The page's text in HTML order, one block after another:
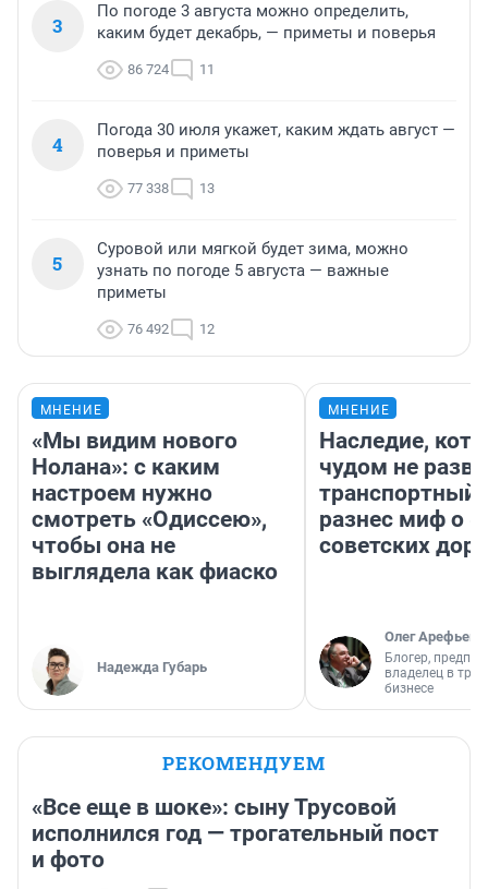
3
По погоде 3 августа можно определить,
каким будет декабрь, — приметы и поверья
86 724 11
4
Погода 30 июля укажет, каким ждать август —
поверья и приметы
77 338 13
5
Суровой или мягкой будет зима, можно
узнать по погоде 5 августа — важные
приметы
76 492 12
МНЕНИЕ
«Мы видим нового
Нолана»: с каким
настроем нужно
смотреть «Одиссею»,
чтобы она не
выглядела как фиаско
Надежда Губарь
МНЕНИЕ
Наследие,
чудом не
транспортный
разнес миф о
советских
Олег Арефьев
Блогер,
владелец в
бизнесе
РЕКОМЕНДУЕМ
«Все еще в шоке»: сыну Трусовой
исполнился год — трогательный пост
и фото